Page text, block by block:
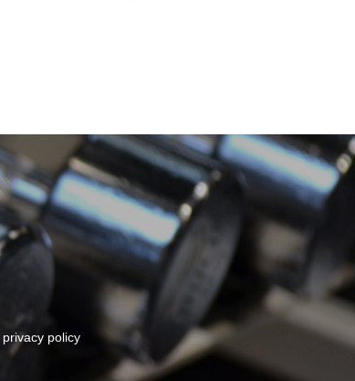
privacy policy